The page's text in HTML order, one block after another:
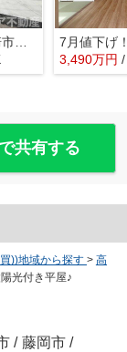
7/25値下げ☆高崎市若松町新築 全室南向き♪
3,490万円
共有する
))地域から探す > 高
光付き平屋♪
/ 藤岡市 /